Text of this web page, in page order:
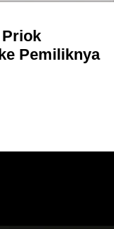
Priok
Pemiliknya